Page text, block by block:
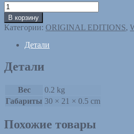
Количество
товара
Бот
пр.365
"Альбатрос".
Бумажная
модель.
Масштаб
Изд.
КФ
В корзину
Категории: ORIGINAL EDITIONS,
Детали
Детали
Вес
0.2 kg
Габариты 30 × 21 × 0.5 cm
Похожие товары